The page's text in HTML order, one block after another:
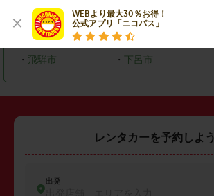
WEBより最大30％お得！
公式アプリ「ニコパス」
多治見市 ・関市
土岐市 ・ 各務原市
・ 飛騨市 ・ 下呂市
レンタカーを予約しよう
出発